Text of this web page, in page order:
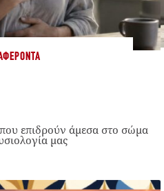
επιδρούν άμεσα στο σώμα
μας